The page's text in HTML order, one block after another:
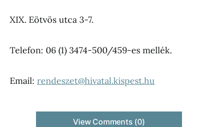
XIX. Eötvös utca 3-7.
Telefon: 06 (1) 3474-500/459-es mellék.
Email: rendeszet@hivatal.kispest.hu
View Comments (0)